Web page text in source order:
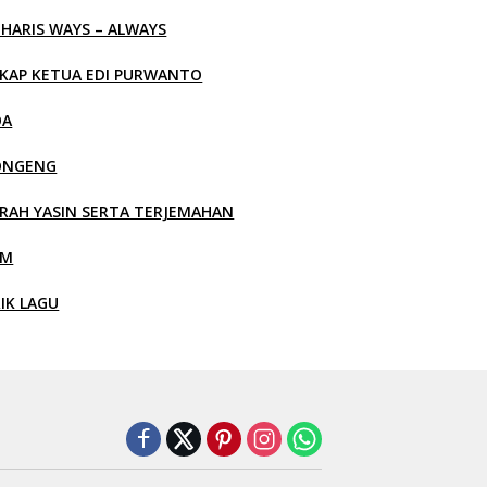
WAYS – ALWAYS
KETUA EDI PURWANTO
YASIN SERTA TERJEMAHAN
LAGU